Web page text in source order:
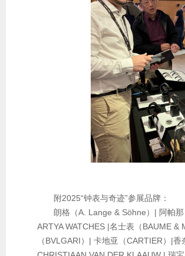
附2025“钟表与奇迹”参展品牌：
朗格（A. Lange & Söhne）| 阿帕
ARTYA WATCHES |名士表（BAUME
（BVLGARI）| 卡地亚（CARTIER）|